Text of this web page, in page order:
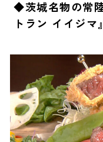
◆茨城名物の常
トラン イイジマ』